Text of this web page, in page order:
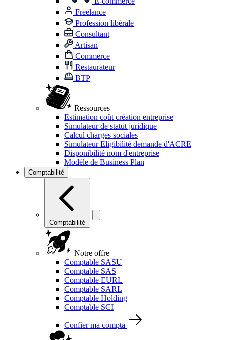
Freelance
Profession libérale
Consultant
Artisan
Commerce
Restaurateur
BTP
Ressources
Estimation coût création entreprise
Simulateur de statut juridique
Calcul charges sociales
Simulateur Eligibilité demande d'ACRE
Disponibilité nom d'entreprise
Modèle de Business Plan
Comptabilité
Comptabilité
Notre offre
Comptable SASU
Comptable SAS
Comptable EURL
Comptable SARL
Comptable Holding
Comptable SCI
Confier ma compta